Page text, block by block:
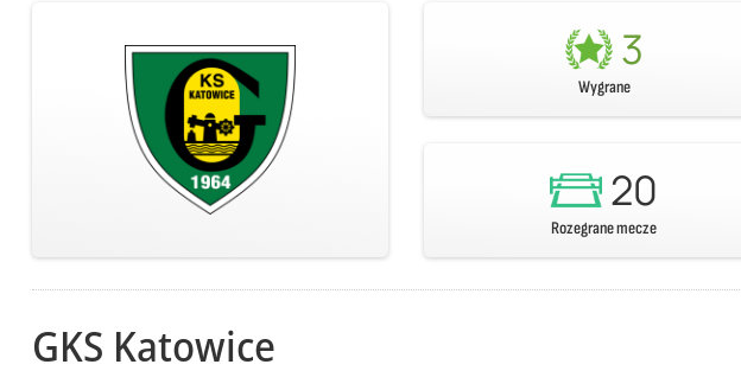
3
Wygrane
20
Rozegrane mecze
GKS Katowice